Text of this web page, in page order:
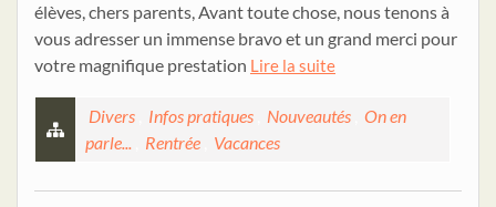
élèves, chers parents, Avant toute chose, nous tenons à
vous adresser un immense bravo et un grand merci pour
votre magnifique prestation Lire la suite
Divers Infos pratiques Nouveautés
On en
parle...
Rentrée Vacances